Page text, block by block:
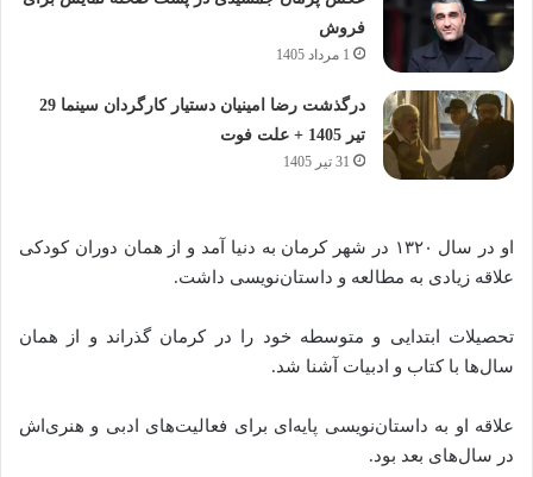
فروش
1 مرداد 1405
درگذشت رضا امینیان دستیار کارگردان سینما 29
تیر 1405 + علت فوت
31 تیر 1405
او در سال ۱۳۲۰ در شهر کرمان به دنیا آمد و از همان دوران کودکی
علاقه زیادی به مطالعه و داستان‌نویسی داشت.
تحصیلات ابتدایی و متوسطه خود را در کرمان گذراند و از همان
سال‌ها با کتاب و ادبیات آشنا شد.
علاقه او به داستان‌نویسی پایه‌ای برای فعالیت‌های ادبی و هنری‌اش
در سال‌های بعد بود.